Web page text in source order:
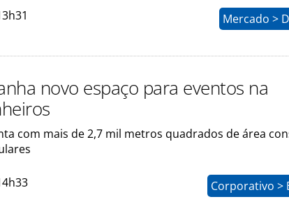
Mercado >
novo espaço para eventos na
com mais de 2,7 mil metros quadrados de área
Corporativo >